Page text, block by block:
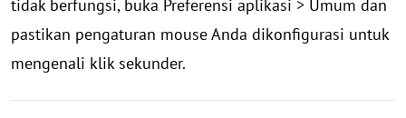
tidak berfungsi, buka Preferensi aplikasi > Umum dan
pastikan pengaturan mouse Anda dikonfigurasi untuk
mengenali klik sekunder.